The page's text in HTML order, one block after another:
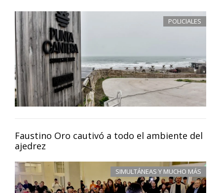
POLICIALES
Faustino Oro cautivó a todo el ambiente del
ajedrez
SIMULTÁNEAS Y MUCHO MÁS